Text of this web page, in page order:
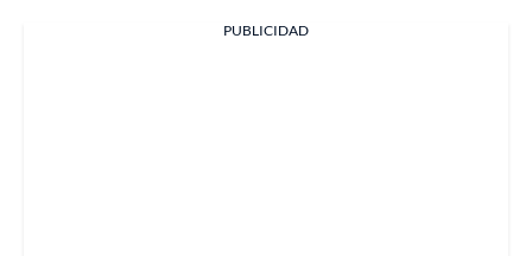
PUBLICIDAD